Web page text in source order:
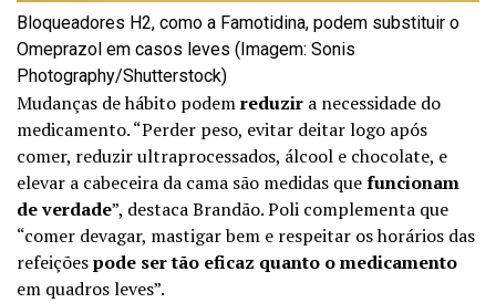
Bloqueadores H2, como a Famotidina, podem substituir o
Omeprazol em casos leves (Imagem: Sonis
Photography/Shutterstock)
Mudanças de hábito podemreduzir a necessidade do
medicamento. “Perder peso, evitar deitar logo após
comer, reduzir ultraprocessados, álcool e chocolate, e
elevar a cabeceira da cama são medidas quefuncionam
de verdade”, destaca Brandão. Poli complementa que
“comer devagar, mastigar bem e respeitar os horários das
refeiçõespode ser tão eficaz quanto o medicamento
em quadros leves”.